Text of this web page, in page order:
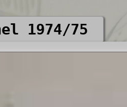
1974/75